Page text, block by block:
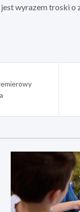
wyrazem troski